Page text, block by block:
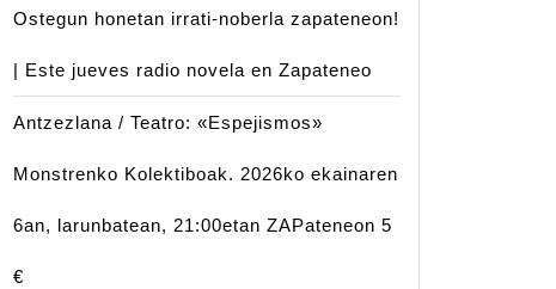
Ostegun honetan irrati-noberla zapateneon!
| Este jueves radio novela en Zapateneo
Antzezlana / Teatro: «Espejismos»
Monstrenko Kolektiboak. 2026ko ekainaren
6an, larunbatean, 21:00etan ZAPateneon 5
€